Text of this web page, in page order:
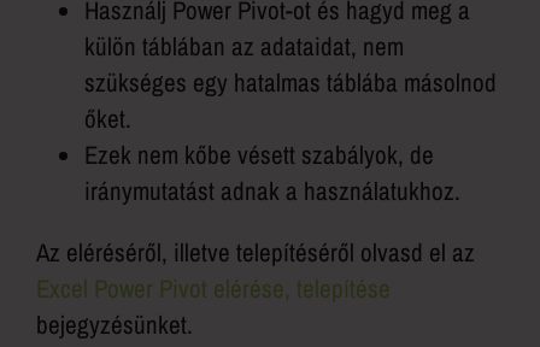
Használj Power Pivot-ot és hagyd meg a
külön táblában az adataidat, nem
szükséges egy hatalmas táblába másolnod
őket.
Ezek nem kőbe vésett szabályok, de
iránymutatást adnak a használatukhoz.
Az eléréséről, illetve telepítéséről olvasd el az
Excel Power Pivot elérése, telepítése
bejegyzésünket.